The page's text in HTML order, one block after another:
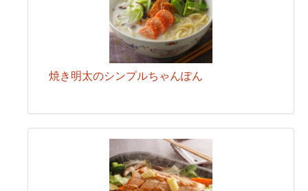
焼き明太のシンプルちゃんぽん